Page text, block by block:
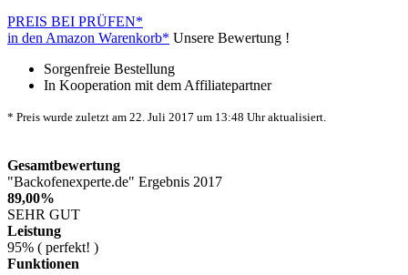
PREIS BEI PRÜFEN*
in den Amazon Warenkorb* Unsere Bewertung !
Sorgenfreie Bestellung
In Kooperation mit dem Affiliatepartner
* Preis wurde zuletzt am 22. Juli 2017 um 13:48 Uhr aktualisiert.
Gesamtbewertung
"Backofenexperte.de" Ergebnis 2017
89,00%
SEHR GUT
Leistung
95% ( perfekt! )
Funktionen